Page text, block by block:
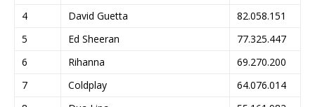
4
David Guetta
82.058.151
5
Ed Sheeran
77.325.447
6
Rihanna
69.270.200
7
Coldplay
64.076.014